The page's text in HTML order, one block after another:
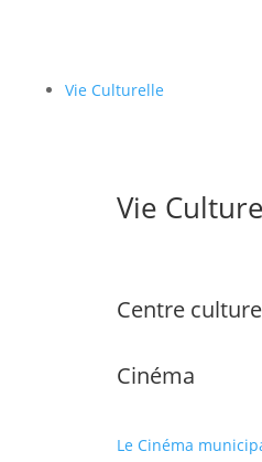
Vie Culturelle
Vie
Centre
Cinéma
Le Cinéma